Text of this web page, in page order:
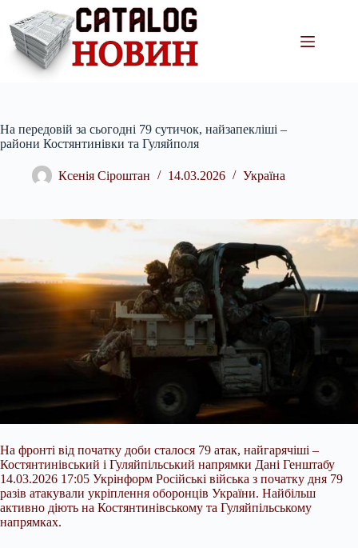
вмісту
На передовій за сьогодні 79 сутичок, найзапекліші –
райони Костянтинівки та Гуляйполя
Ксенія Сіроштан 14.03.2026 Україна
На фронті від початку доби сталося 79 атак, найгарячіші –
Костянтинівський і Гуляйпільський напрямки Дані Генштабу
14.03.2026 17:05 Укрінформ Російські війська з початку дня 79
разів атакували укріплення оборонців України. Найбільш
активно діють на Костянтинівському та Гуляйпільському
напрямках.